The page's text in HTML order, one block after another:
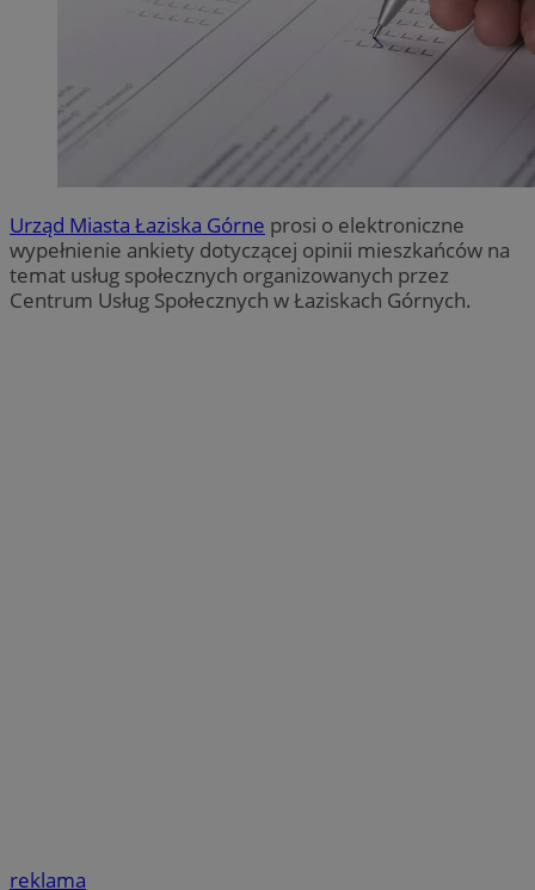
Urząd Miasta Łaziska Górne prosi o elektroniczne
wypełnienie ankiety dotyczącej opinii mieszkańców na
temat usług społecznych organizowanych przez
Centrum Usług Społecznych w Łaziskach Górnych.
reklama